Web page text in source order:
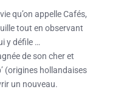
qu’on appelle Cafés,
tout en observant
y défile …
de son cher et
(origines hollandaises
un nouveau.